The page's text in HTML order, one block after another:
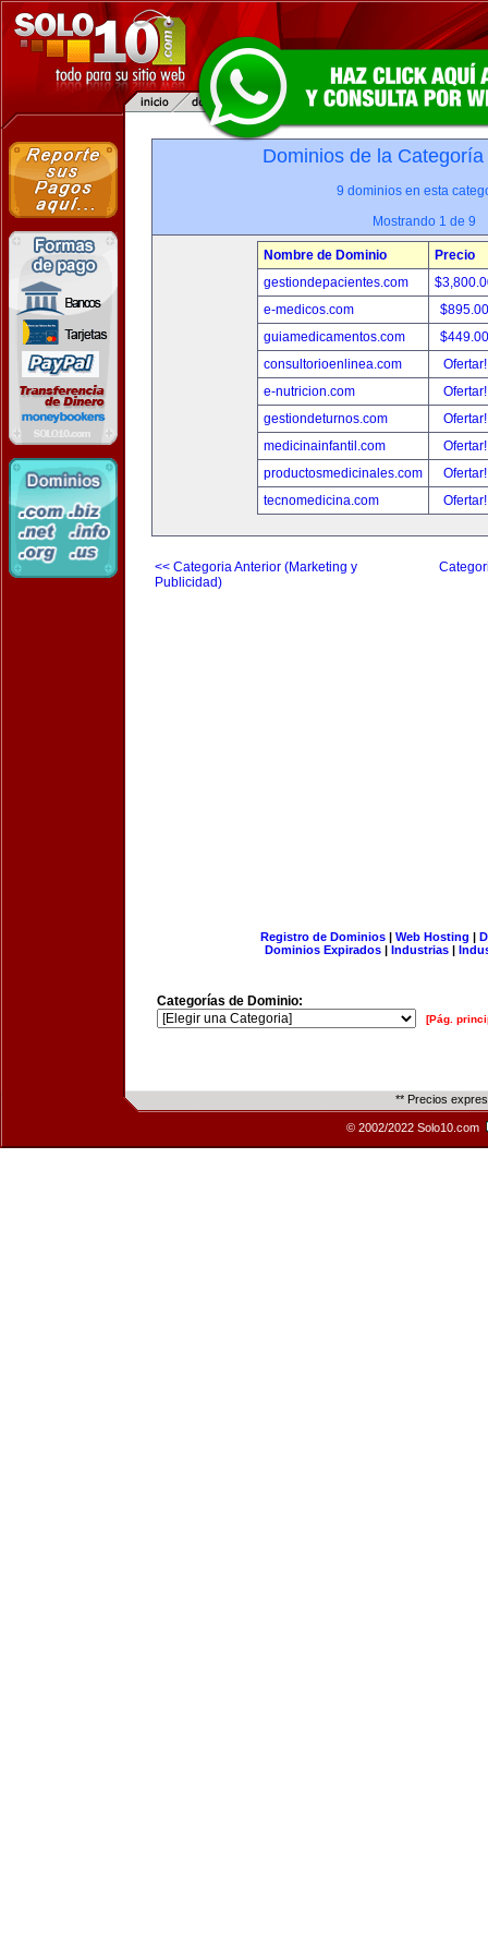
Dominios de la
9 dominios en esta
Mostrando 1 de 9
Nombre de Dominio
Precio
gestiondepacientes.com
e-medicos.com
guiamedicamentos.com
consultorioenlinea.com
e-nutricion.com
gestiondeturnos.com
medicinainfantil.com
productosmedicinales.com
tecnomedicina.com
<< Categoria Anterior (Marketing y
Publicidad)
Registro de Dominios| Web Hosting |
Dominios Expirados | Industrias |
Categorías de Dominio:
[Pág.
** Precios
© 2002/2022 Solo10.com